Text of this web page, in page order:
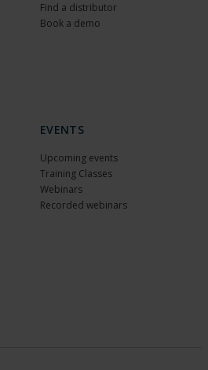
Find a distributor
Book a demo
EVENTS
Upcoming events
Training Classes
Webinars
Recorded webinars